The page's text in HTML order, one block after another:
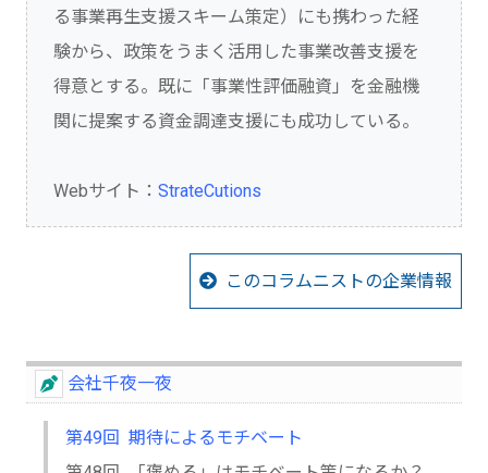
る事業再生支援スキーム策定）にも携わった経
験から、政策をうまく活用した事業改善支援を
得意とする。既に「事業性評価融資」を金融機
関に提案する資金調達支援にも成功している。
Webサイト： StrateCutions
このコラムニストの企業情報
会社千夜一夜
第49回 期待によるモチベート